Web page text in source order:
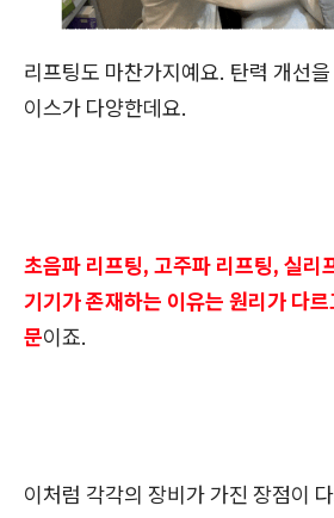
리프팅도 마찬가지예요. 탄력 개선
이스가 다양한데요.
초음파 리프팅, 고주파 리프팅, 실리
기기가 존재하는 이유는 원리가 다
문이죠.
이처럼 각각의 장비가 가진 장점이